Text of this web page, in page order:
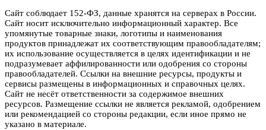
Сайт соблюдает 152-ФЗ, данные хранятся на серверах в России.
Сайт носит исключительно информационный характер. Все
упомянутые товарные знаки, логотипы и наименования
продуктов принадлежат их соответствующим правообладателям;
их использование осуществляется в целях идентификации и не
подразумевает аффилированности или одобрения со стороны
правообладателей. Ссылки на внешние ресурсы, продукты и
сервисы размещены в информационных и справочных целях.
Сайт не несёт ответственности за содержимое внешних
ресурсов. Размещение ссылки не является рекламой, одобрением
или рекомендацией со стороны редакции, если иное прямо не
указано в материале.